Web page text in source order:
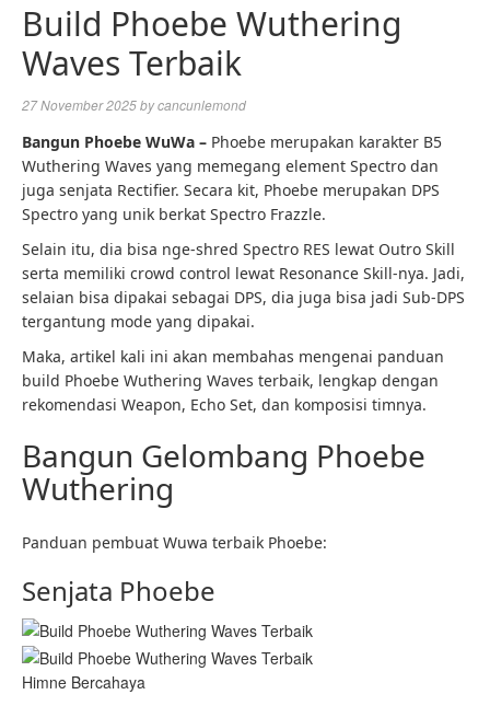
Build Phoebe Wuthering
Waves Terbaik
27 November 2025bycancunlemond
Bangun Phoebe WuWa – Phoebe merupakan karakter B5
Wuthering Waves yang memegang element Spectro dan
juga senjata Rectifier. Secara kit, Phoebe merupakan DPS
Spectro yang unik berkat Spectro Frazzle.
Selain itu, dia bisa nge-shred Spectro RES lewat Outro Skill
serta memiliki crowd control lewat Resonance Skill-nya. Jadi,
selaian bisa dipakai sebagai DPS, dia juga bisa jadi Sub-DPS
tergantung mode yang dipakai.
Maka, artikel kali ini akan membahas mengenai panduan
build Phoebe Wuthering Waves terbaik, lengkap dengan
rekomendasi Weapon, Echo Set, dan komposisi timnya.
Bangun Gelombang Phoebe
Wuthering
Panduan pembuat Wuwa terbaik Phoebe:
Senjata Phoebe
Himne Bercahaya